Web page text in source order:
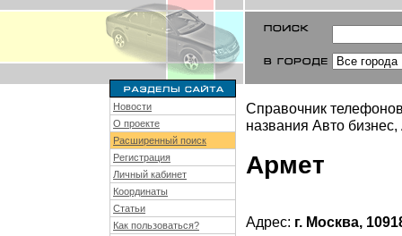
Новости
О проекте
Расширенный поиск
Регистрация
Личный кабинет
Координаты
Статьи
Как пользоваться?
Справочник
названия Авто
Армет
Адрес: г. Москва,